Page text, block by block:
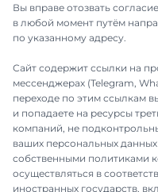
Вы вправе отозвать
в любой момент путём
по указанному адресу.
Сайт содержит ссылки на
мессенджерах (Telegram,
переходе по этим ссылкам
и попадаете на ресурсы
компаний, не
ваших персональных данных
собственными политиками
осуществляться в
иностранных государств,